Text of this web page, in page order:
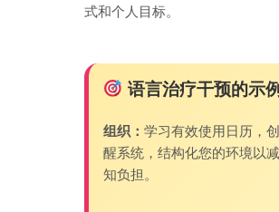
式和个人目标。
语言治疗干预的示
组织： 学习有效使用日历，
醒系统，结构化您的环境以
知负担。